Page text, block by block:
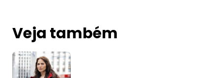
Veja também